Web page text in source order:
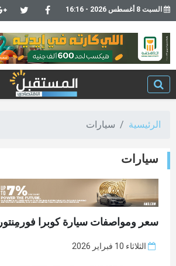
السبت 8 أغسطس 2026 - 16:16
الرئيسية سيارات
سيارات
سعر ومواصفات سيارة كوبرا فورمِنتور 2026 في مصر
الثلاثاء 10 فبراير 2026